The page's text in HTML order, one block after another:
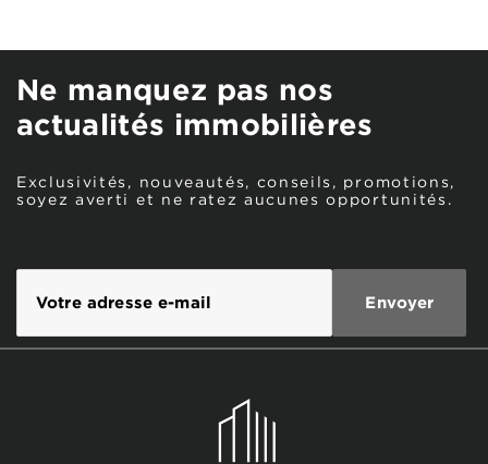
Ne manquez pas nos
actualités immobilières
Exclusivités, nouveautés, conseils, promotions,
soyez averti et ne ratez aucunes opportunités.